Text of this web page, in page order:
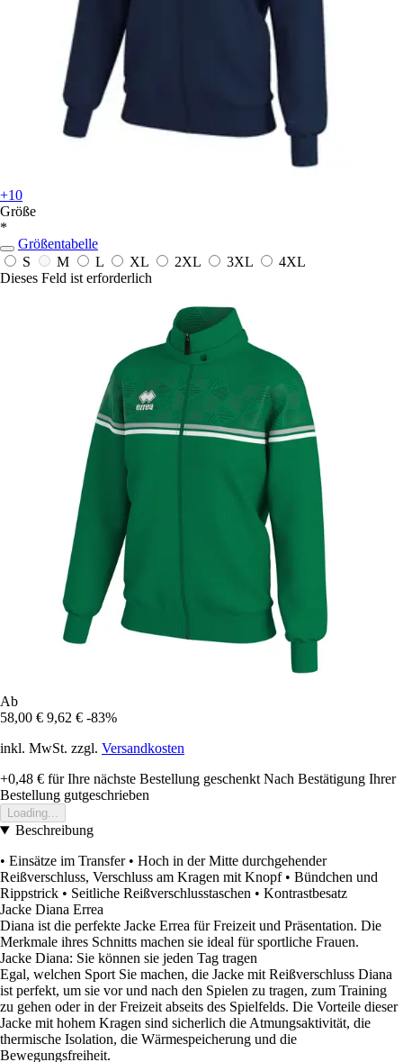
+10
Größe
*
Größentabelle
S
M L XL 2XL 3XL
4XL
Dieses Feld ist erforderlich
Ab
58,00 € 9,62 € -83%
inkl. MwSt. zzgl. Versandkosten
+0,48 € für Ihre nächste Bestellung geschenkt Nach Bestätigung Ihrer
Bestellung gutgeschrieben
Loading...
Beschreibung
• Einsätze im Transfer • Hoch in der Mitte durchgehender
Reißverschluss, Verschluss am Kragen mit Knopf • Bündchen und
Rippstrick • Seitliche Reißverschlusstaschen • Kontrastbesatz
Jacke Diana Errea
Diana ist die perfekte Jacke Errea für Freizeit und Präsentation. Die
Merkmale ihres Schnitts machen sie ideal für sportliche Frauen.
Jacke Diana: Sie können sie jeden Tag tragen
Egal, welchen Sport Sie machen, die Jacke mit Reißverschluss Diana
ist perfekt, um sie vor und nach den Spielen zu tragen, zum Training
zu gehen oder in der Freizeit abseits des Spielfelds. Die Vorteile dieser
Jacke mit hohem Kragen sind sicherlich die Atmungsaktivität, die
thermische Isolation, die Wärmespeicherung und die
Bewegungsfreiheit.